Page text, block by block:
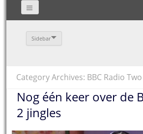
Sidebar
Category Archives: BBC Radio
Nog één keer over de
2 jingles